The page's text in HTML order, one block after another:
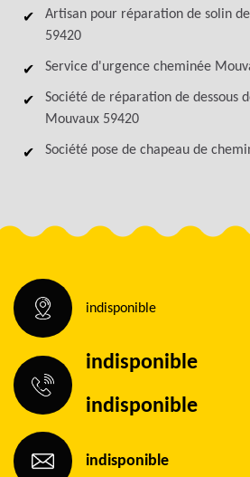
Artisan pour réparation de solin
59420
Service d'urgence cheminée
Société de réparation de dessous
Mouvaux 59420
Société pose de chapeau de
indisponible
indisponible
indisponible
indisponible